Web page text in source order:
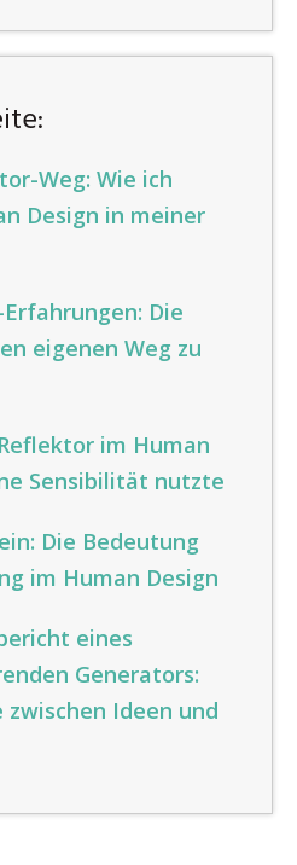
Weg: Wie ich
Design in meiner
Die
eigenen Weg zu
im Human
Sensibilität nutzte
Die Bedeutung
im Human Design
eines
Generators:
zwischen Ideen und